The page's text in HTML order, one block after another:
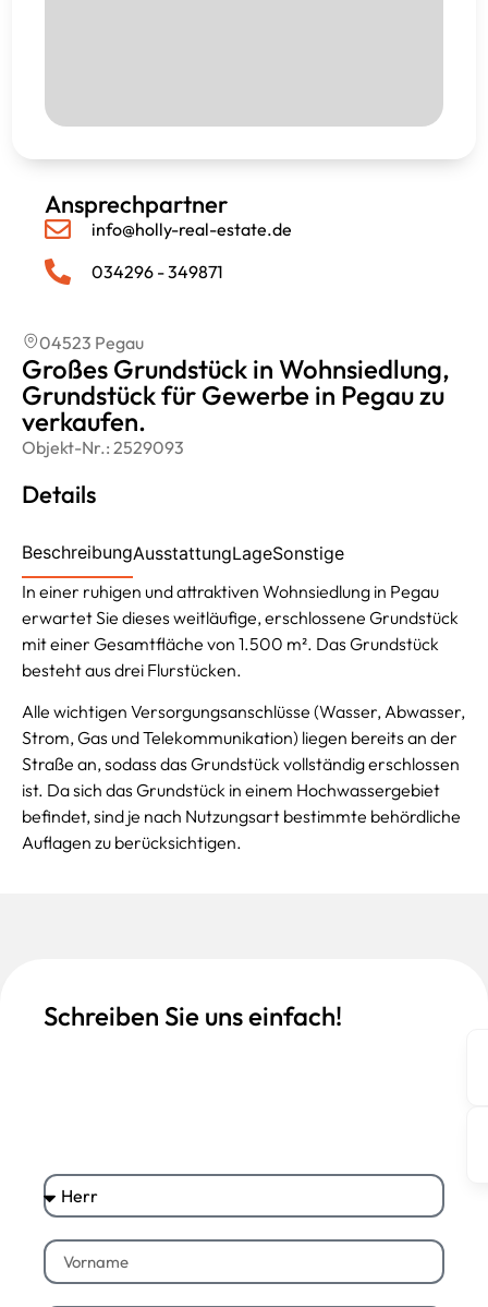
Ansprechpartner
info@holly-real-estate.de
034296 - 349871
04523 Pegau
Großes Grundstück in Wohnsiedlung,
Grundstück für Gewerbe in Pegau zu
verkaufen.
Objekt-Nr.: 2529093
Details
BeschreibungAusstattungLageSonstige
In einer ruhigen und attraktiven Wohnsiedlung in Pegau
erwartet Sie dieses weitläufige, erschlossene Grundstück
mit einer Gesamtfläche von 1.500 m². Das Grundstück
besteht aus drei Flurstücken.
Alle wichtigen Versorgungsanschlüsse (Wasser, Abwasser,
Strom, Gas und Telekommunikation) liegen bereits an der
Straße an, sodass das Grundstück vollständig erschlossen
ist. Da sich das Grundstück in einem Hochwassergebiet
befindet, sind je nach Nutzungsart bestimmte behördliche
Auflagen zu berücksichtigen.
Schreiben Sie uns einfach!